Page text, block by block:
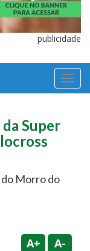
publicidade
Super
Morro do
A+ A-